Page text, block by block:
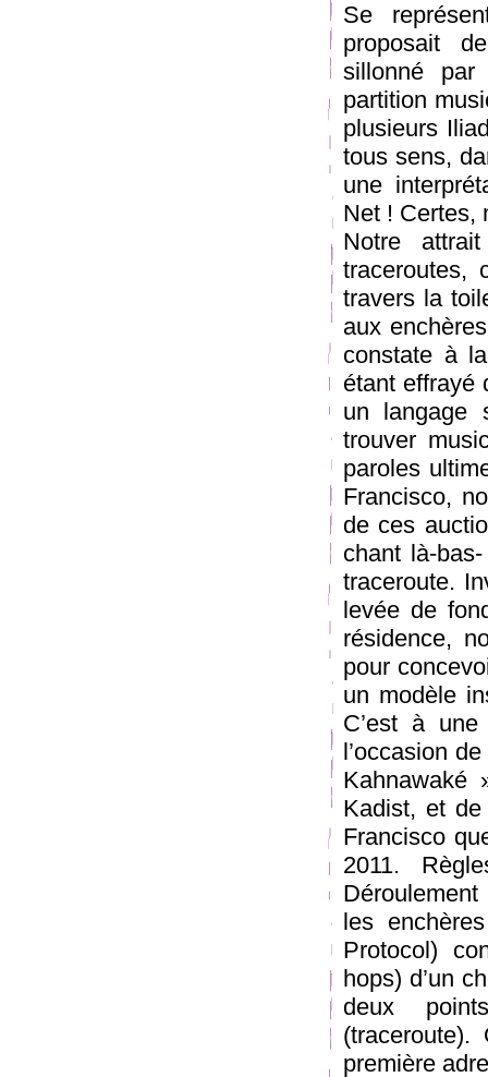
Se
proposait
sillonné
partition
plusieurs
tous sens,
une
Net ! Certes,
Notre
traceroutes,
travers la
aux
constate à
étant effrayé
un langage
trouver
paroles
Francisco,
de ces
chant là-
traceroute.
levée de
résidence,
pour
un modèle
C’est à une
l’occasion
Kahnawaké
Kadist, et de
Francisco
2011.
les
Protocol)
hops) d’un
deux
première